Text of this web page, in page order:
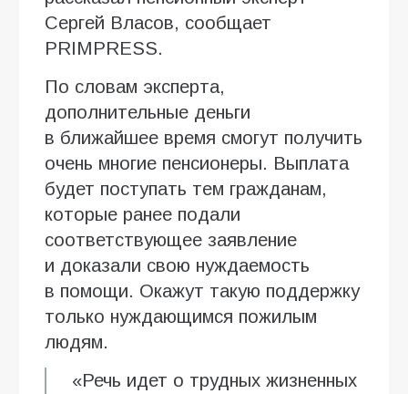
Сергей Власов, сообщает
PRIMPRESS.
По словам эксперта,
дополнительные деньги
в ближайшее время смогут получить
очень многие пенсионеры. Выплата
будет поступать тем гражданам,
которые ранее подали
соответствующее заявление
и доказали свою нуждаемость
в помощи. Окажут такую поддержку
только нуждающимся пожилым
людям.
«Речь идет о трудных жизненных